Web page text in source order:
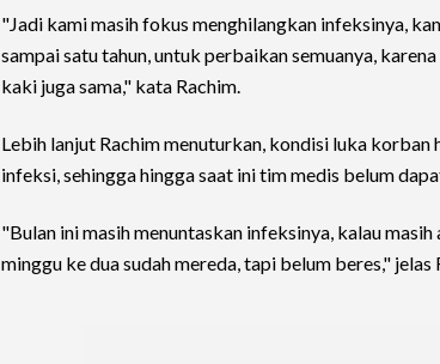
"Jadi kami masih fokus menghilangkan infeksinya,
sampai satu tahun, untuk perbaikan semuanya,
kaki juga sama," kata Rachim.
Lebih lanjut Rachim menuturkan, kondisi luka
infeksi, sehingga hingga saat ini tim medis belum
"Bulan ini masih menuntaskan infeksinya, kalau
minggu ke dua sudah mereda, tapi belum beres," jelas